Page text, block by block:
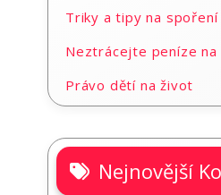
Triky a tipy na spoření
Neztrácejte peníze na
Právo dětí na život
Nejnovější